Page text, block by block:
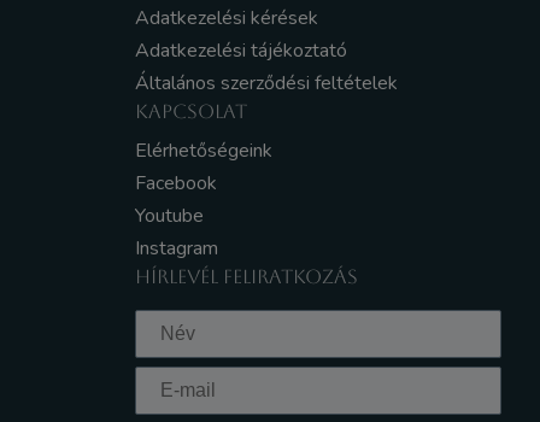
Adatkezelési kérések
Adatkezelési tájékoztató
Általános szerződési feltételek
KAPCSOLAT
Elérhetőségeink
Facebook
Youtube
Instagram
HÍRLEVÉL FELIRATKOZÁS